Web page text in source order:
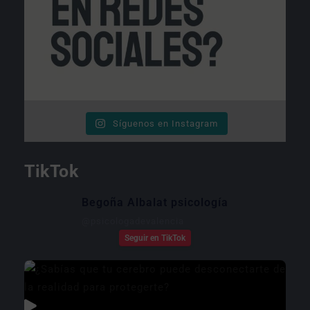
Síguenos en Instagram
TikTok
Seguir en TikTok